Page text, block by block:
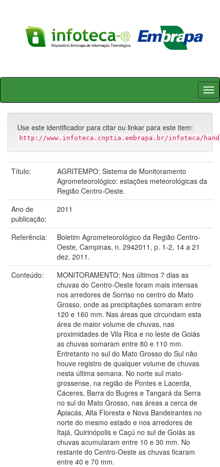
Skip
Use este identificador para citar ou linkar para este item:
http://www.infoteca.cnptia.embrapa.br/infoteca/
Título:
AGRITEMPO: Sistema de Monitoramento
Agrometeorológico: estações meteorológicas da
Região Centro-Oeste.
Ano de
publicação:
2011
Referência:
Boletim Agrometeorológico da Região Centro-
Oeste, Campinas, n. 2942011, p. 1-2, 14 a 21
dez. 2011.
Conteúdo:
MONITORAMENTO: Nos últimos 7 dias as
chuvas do Centro-Oeste foram mais intensas
nos arredores de Sorriso no centro do Mato
Grosso, onde as precipitações somaram entre
120 e 160 mm. Nas áreas que circundam esta
área de maior volume de chuvas, nas
proximidades de Vila Rica e no leste de Goiás
as chuvas somaram entre 80 e 110 mm.
Entretanto no sul do Mato Grosso do Sul não
houve registro de qualquer volume de chuvas
nesta última semana. No norte sul mato-
grossense, na região de Pontes e Lacerda,
Cáceres, Barra do Bugres e Tangará da Serra
no sul do Mato Grosso, nas áreas a cerca de
Apiacás, Alta Floresta e Nova Bandeirantes no
norte do mesmo estado e nos arredores de
Itajá, Quirinópolis e Caçú no sul de Goiás as
chuvas acumularam entre 10 e 30 mm. No
restante do Centro-Oeste as chuvas ficaram
entre 40 e 70 mm.